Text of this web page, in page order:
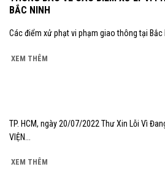
BẮC NINH
Các điểm xử phạt vi phạm giao thông tại
XEM THÊM
TP. HCM, ngày 20/07/2022 Thư Xin Lỗi Vì
VIỆN...
XEM THÊM